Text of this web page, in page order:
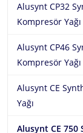
Alusynt CP32
Kompresör Yağı
Alusynt CP46
Kompresör Yağı
Alusynt CE
Yağı
Alusynt CE